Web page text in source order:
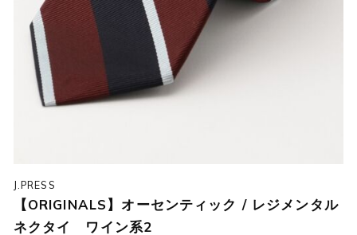
J.PRESS
【ORIGINALS】オーセンティック / レジメンタル
ネクタイ ワイン系2